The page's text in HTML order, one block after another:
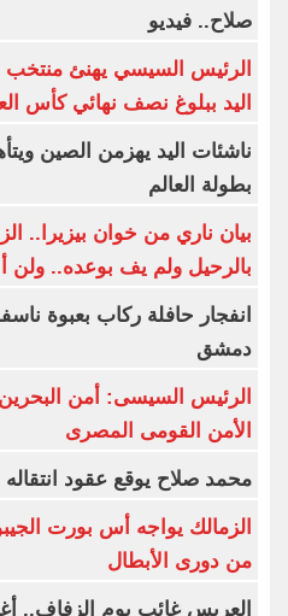
صلاح.. فيديو
الرئيس السيسي يهنئ
اليد ببلوغ نصف نهائي كأس
ناشئات اليد يهزمن الصين
بطولة العالم
بيان ناري من خوان بيزيرا..
بالرحيل ولم يف بوعده.. ولن
انفجار حافلة ركاب بعبوة
دمشق
الرئيس السيسى: أمن
الأمن القومى المصرى
محمد صلاح يوقع عقود
الزمالك يواجه أس بورت
من دورى الأبطال
العريس غائب يوم الزفاف..